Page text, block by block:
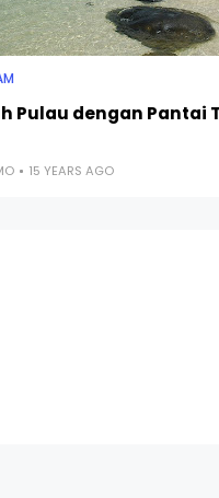
Pulau dengan Pantai
15 YEARS AGO